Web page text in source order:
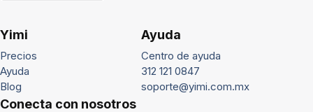
Yimi
Precios
Ayuda
Blog
Ayuda
Centro de ayuda
312 121 0847
soporte@yimi.com.mx
Conecta con nosotros